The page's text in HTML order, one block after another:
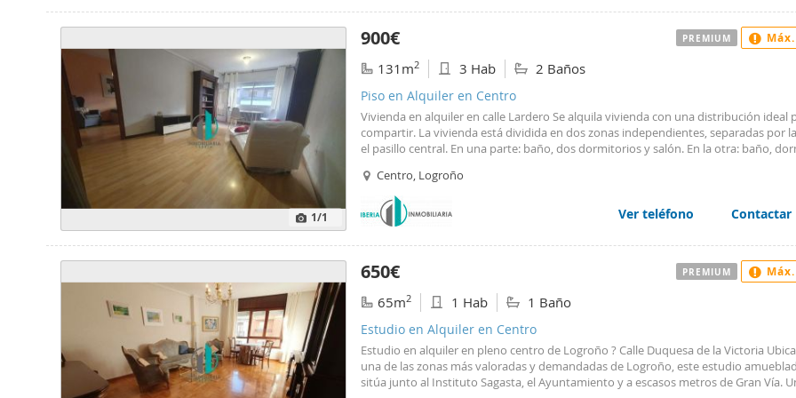
1/1
900€
131m2 3 Hab 2 Baños
Piso en Alquiler en Centro
Vivienda en alquiler en calle Lardero Se alquila vivienda con una distribución ideal
compartir. La vivienda está dividida en dos zonas independientes, separadas por
el pasillo central. En una parte: baño, dos dormitorios y salón. En la otra: baño,
compartiendo únicamente la cocina. Incluye gastos de comunidad y calefacción
contador individual. Se requiere dos meses de fianza. No se admiten mascotas. Más
información en Inmobiliaria Iberia.
Centro, Logroño
Ver teléfono Contactar
PREMIUM
650€
65m2 1 Hab 1 Baño
Estudio en Alquiler en Centro
Estudio en alquiler en pleno centro de Logroño ? Calle Duquesa de la Victoria
una de las zonas más valoradas y demandadas de Logroño, este estudio
sitúa junto al Instituto Sagasta, el Ayuntamiento y a escasos metros de Gran Vía.
PREMIUM